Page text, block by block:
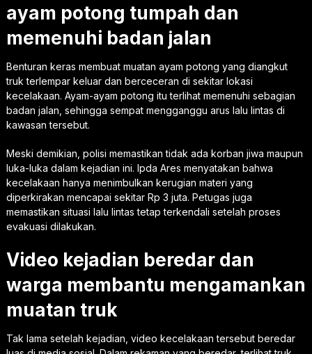
ayam potong tumpah dan
memenuhi badan jalan
Benturan keras membuat muatan ayam potong yang diangkut
truk terlempar keluar dan berceceran di sekitar lokasi
kecelakaan. Ayam-ayam potong itu terlihat memenuhi sebagian
badan jalan, sehingga sempat mengganggu arus lalu lintas di
kawasan tersebut.
Meski demikian, polisi memastikan tidak ada korban jiwa maupun
luka-luka dalam kejadian ini. Ipda Ares menyatakan bahwa
kecelakaan hanya menimbulkan kerugian materi yang
diperkirakan mencapai sekitar Rp 3 juta. Petugas juga
memastikan situasi lalu lintas tetap terkendali setelah proses
evakuasi dilakukan.
Video kejadian beredar dan
warga membantu mengamankan
muatan truk
Tak lama setelah kejadian, video kecelakaan tersebut beredar